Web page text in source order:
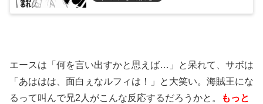
エースは「何を言い出すかと思えば…」と呆れて、サボは
「あははは、面白ぇなルフィは！」と大笑い。海賊王にな
るって叫んで兄2人がこんな反応するだろうかと。
もっと